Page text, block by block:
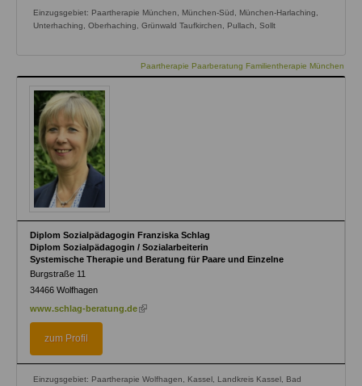
Einzugsgebiet: Paartherapie München, München-Süd, München-Harlaching,
Unterhaching, Oberhaching, Grünwald Taufkirchen, Pullach, Sollt
Paartherapie Paarberatung Familientherapie München
Diplom Sozialpädagogin Franziska Schlag
Diplom Sozialpädagogin / Sozialarbeiterin
Systemische Therapie und Beratung für Paare und Einzelne
Burgstraße 11
34466 Wolfhagen
www.schlag-beratung.de (link
zum Profil
Einzugsgebiet: Paartherapie Wolfhagen, Kassel, Landkreis Kassel, Bad